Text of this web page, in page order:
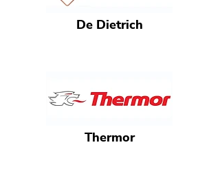
De Dietrich
Thermor